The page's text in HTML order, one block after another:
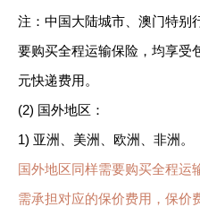
注：中国大陆城市、澳门特别
要购买全程运输保险，均享受
元快递费用。
(2) 国外地区：
1) 亚洲、美洲、欧洲、非洲。
国外地区同样需要购买全程运
需承担对应的保价费用，保价